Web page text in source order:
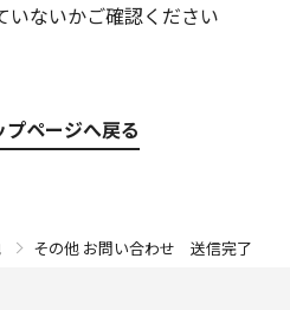
いないかご確認ください
プページへ戻る
その他 お問い合わせ 送信完了